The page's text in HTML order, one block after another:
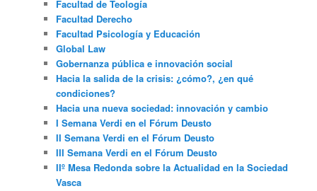
Facultad de Teología
Facultad Derecho
Facultad Psicología y Educación
Global Law
Gobernanza pública e innovación social
Hacia la salida de la crisis: ¿cómo?, ¿en qué
condiciones?
Hacia una nueva sociedad: innovación y cambio
I Semana Verdi en el Fórum Deusto
II Semana Verdi en el Fórum Deusto
III Semana Verdi en el Fórum Deusto
IIº Mesa Redonda sobre la Actualidad en la Sociedad
Vasca